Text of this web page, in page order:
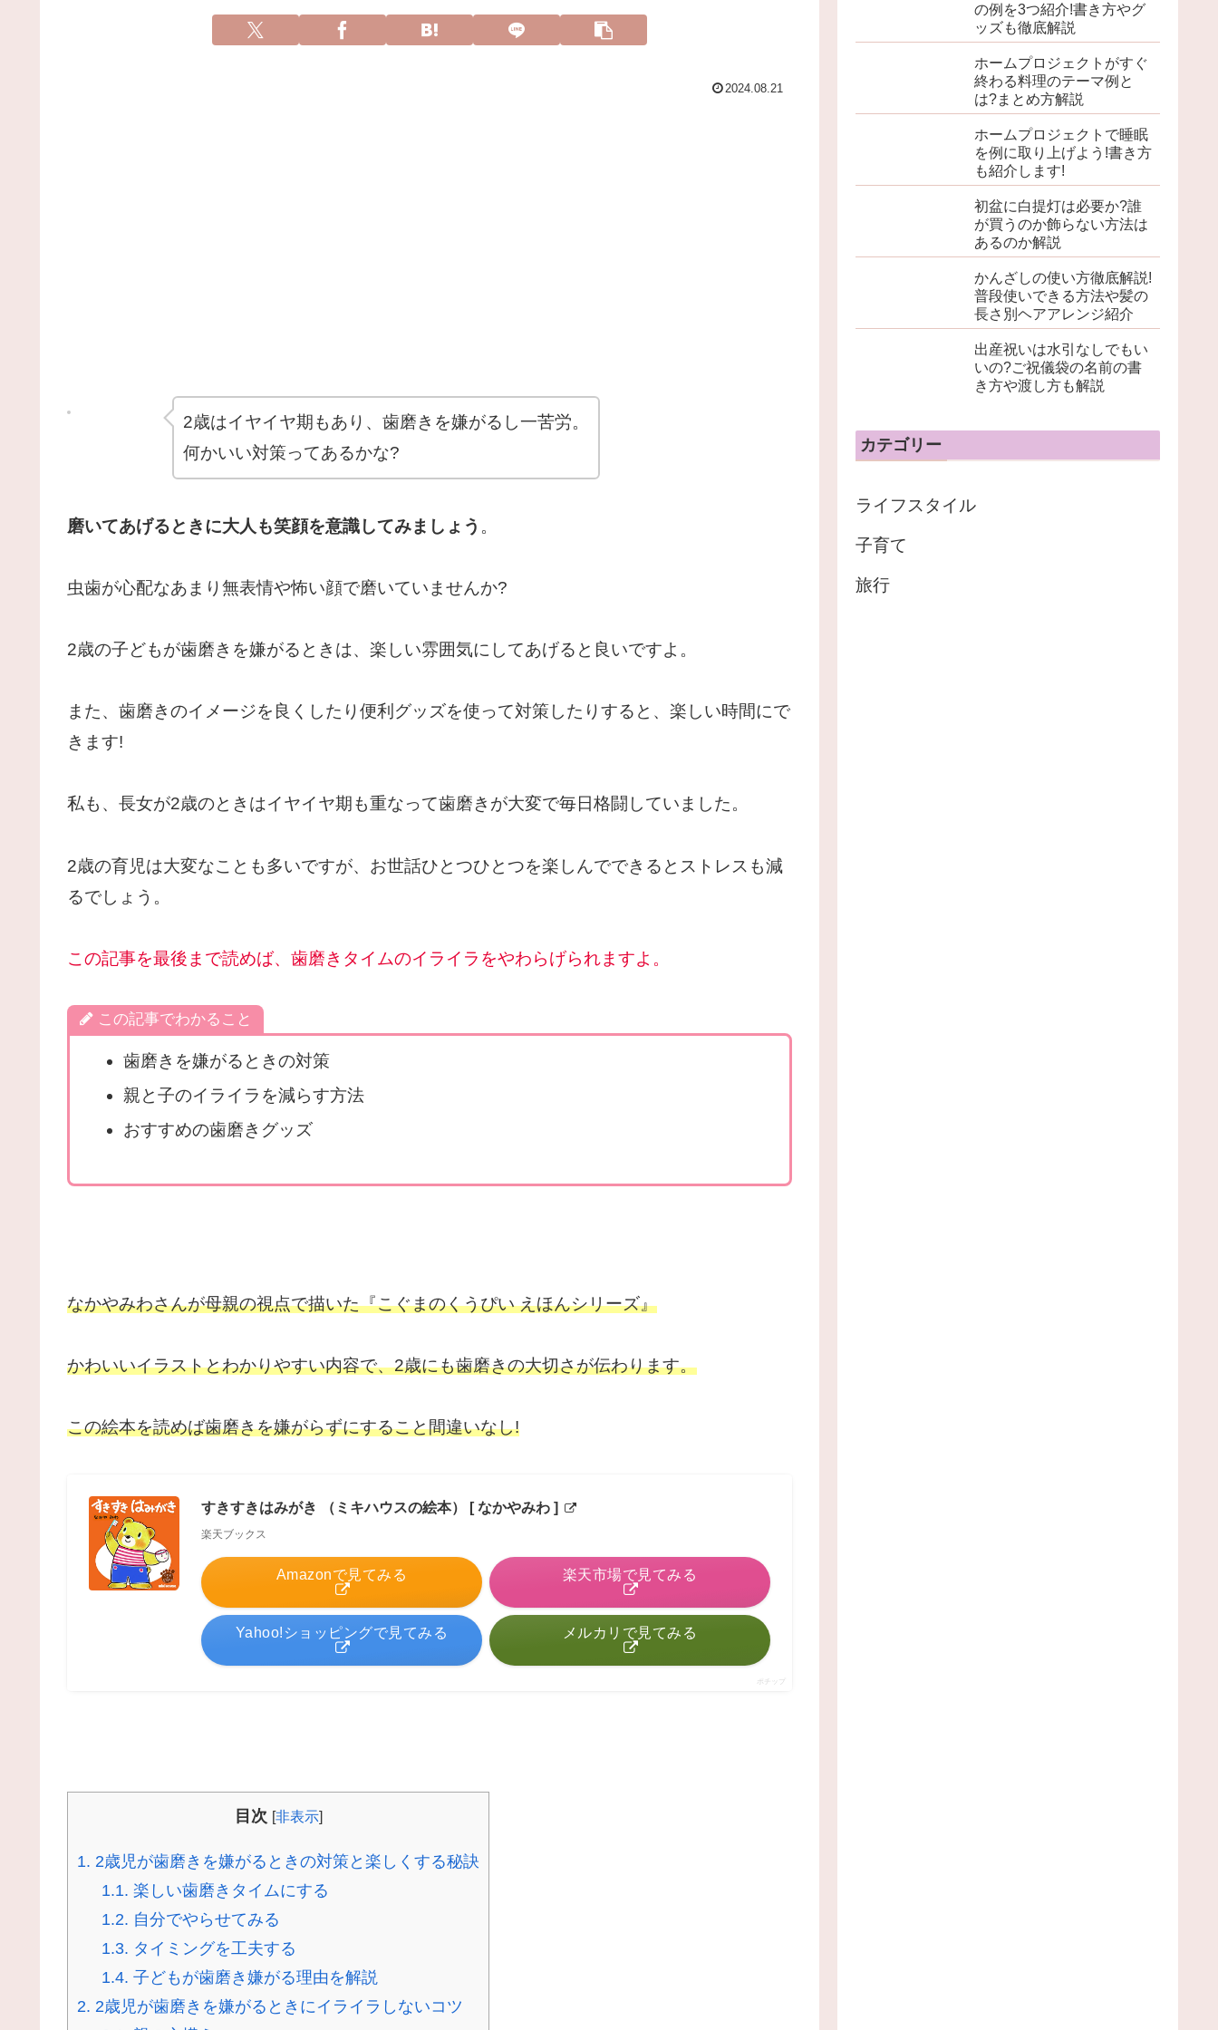
2024.08.21
2歳はイヤイヤ期もあり、歯磨きを嫌がるし一苦労。
何かいい対策ってあるかな?
磨いてあげるときに大人も笑顔を意識してみましょう 。
虫歯が心配なあまり無表情や怖い顔で磨いていませんか?
2歳の子どもが歯磨きを嫌がるときは、楽しい雰囲気にしてあげると良いですよ。
また、歯磨きのイメージを良くしたり便利グッズを使って対策したりすると、楽しい時間にで
きます!
私も、長女が2歳のときはイヤイヤ期も重なって歯磨きが大変で毎日格闘していました。
2歳の育児は大変なことも多いですが、お世話ひとつひとつを楽しんでできるとストレスも減
るでしょう。
この記事を最後まで読めば、歯磨きタイムのイライラをやわらげられますよ。
この記事でわかること
歯磨きを嫌がるときの対策
親と子のイライラを減らす方法
おすすめの歯磨きグッズ
なかやみわさんが母親の視点で描いた『こぐまのくうぴい えほんシリーズ』
かわいいイラストとわかりやすい内容で、2歳にも歯磨きの大切さが伝わります。
この絵本を読めば歯磨きを嫌がらずにすること間違いなし!
すきすきはみがき （ミキハウスの絵本） [ なかやみわ ]
楽天ブックス
Amazonで見てみる 楽天市場で見てみる
Yahoo!ショッピングで見てみる メルカリで見てみる
ポチップ
目次 [非表示]
1. 2歳児が歯磨きを嫌がるときの対策と楽しくする秘訣
1.1. 楽しい歯磨きタイムにする
1.2. 自分でやらせてみる
1.3. タイミングを工夫する
1.4. 子どもが歯磨き嫌がる理由を解説
2. 2歳児が歯磨きを嫌がるときにイライラしないコツ
の例を3つ紹介!書き方やグ
ッズも徹底解説
ホームプロジェクトがすぐ
終わる料理のテーマ例と
は?まとめ方解説
ホームプロジェクトで睡眠
を例に取り上げよう!書き方
も紹介します!
初盆に白提灯は必要か?誰
が買うのか飾らない方法は
あるのか解説
かんざしの使い方徹底解説!
普段使いできる方法や髪の
長さ別ヘアアレンジ紹介
出産祝いは水引なしでもい
いの?ご祝儀袋の名前の書
き方や渡し方も解説
カテゴリー
ライフスタイル
子育て
旅行